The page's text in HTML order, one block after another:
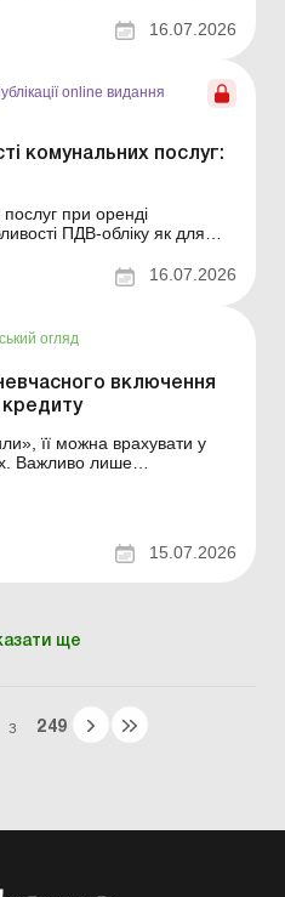
е-ТТН. 2.
за півріччя 2026 року.
16.07.2026
online видання
комунальних послуг:
при оренді
ПДВ-обліку як для
коли виникають
та як правильно скласти
16.07.2026
огляд
включення
її можна врахувати у
Важливо лише
за такою накладною
звіряти дані ЄРПН і
такі документи ...
15.07.2026
ще
З 249